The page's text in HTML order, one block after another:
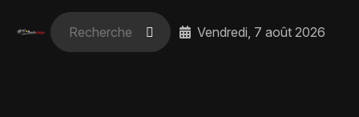
Vendredi, 7 août 2026